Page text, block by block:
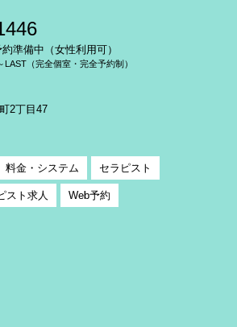
準備中（女性利用可）
（完全個室・完全予約制）
2丁目47
料金・システム セラピスト
スト求人 Web予約